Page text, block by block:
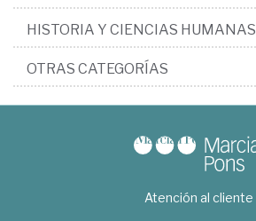
HISTORIA Y CIENCIAS HUMANAS
OTRAS CATEGORÍAS
Atención al cliente